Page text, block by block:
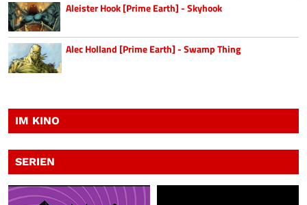
Aleister Hook [Prime Earth] - Skyhook
Alec Holland [Prime Earth] - Swamp Thing
IM KINO
SERIEN